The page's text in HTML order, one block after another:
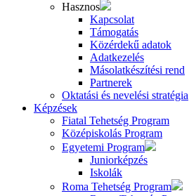
Hasznos
Kapcsolat
Támogatás
Közérdekű adatok
Adatkezelés
Másolatkészítési rend
Partnerek
Oktatási és nevelési stratégia
Képzések
Fiatal Tehetség Program
Középiskolás Program
Egyetemi Program
Juniorképzés
Iskolák
Roma Tehetség Program